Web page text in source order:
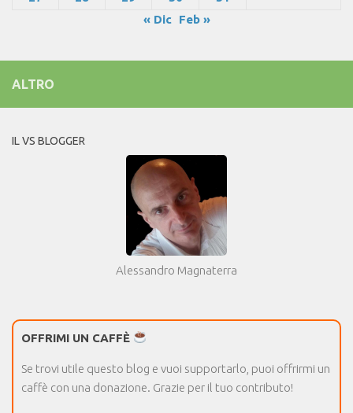
« Dic
Feb »
ALTRO
IL VS BLOGGER
Alessandro Magnaterra
OFFRIMI UN CAFFÈ
Se trovi utile questo blog e vuoi supportarlo, puoi offrirmi un
caffè con una donazione. Grazie per il tuo contributo!